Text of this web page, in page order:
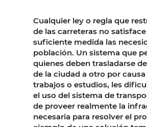
Cualquier ley o regla que
de las carreteras no
suficiente medida las
población. Un sistema que
quienes deben trasladarse
de la ciudad a otro por causa
trabajos o estudios, les
el uso del sistema de
de proveer realmente la
necesaria para resolver el